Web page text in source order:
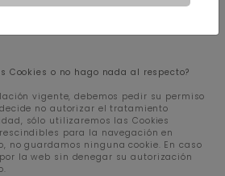
Cookies o no hago nada al respecto?
vigente, debemos pedir su permiso
no autorizar el tratamiento
sólo utilizaremos las Cookies
para la navegación en
no guardamos ninguna cookie. En caso
la web sin denegar su autorización